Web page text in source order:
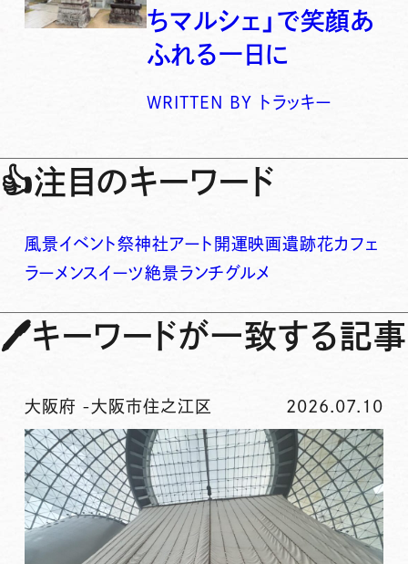
ちマルシェ」で笑顔あ
ふれる一日に
WRITTEN BY トラッキー
👍注目のキーワード
風景イベント祭神社アート 開運映画遺跡花カフェ
ラーメンスイーツ絶景ランチグルメ
🖊キーワードが一致する記事
大阪府 -大阪市住之江区 2026.07.10